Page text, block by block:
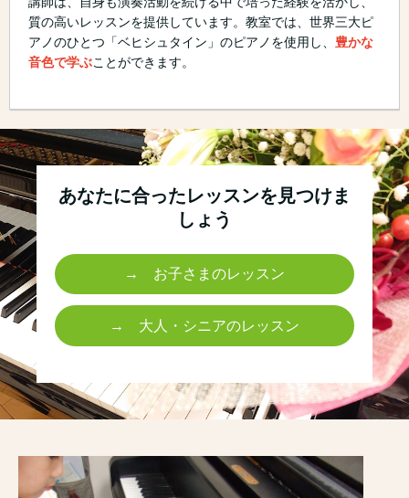
質の高いレッスンを提供しています。教室では、世界三大ピ
アノのひとつ「ベヒシュタイン」のピアノを使用し、 豊かな
音色で学ぶことができます。
あなたに合ったレッスンを見つけま
しょう
→ お子さまのレッスン
→ 大人・シニアのレッスン